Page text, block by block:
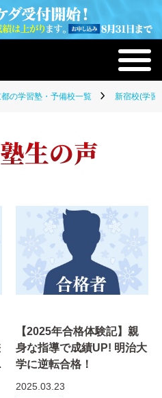
の学習塾・予備校一覧 新宿校(学習
生の声
【2025年合格体験記】親
身な指導で成績UP! 明治大
学に逆転合格！
2025.03.23